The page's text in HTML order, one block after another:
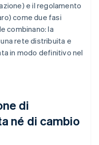
e il regolamento
come due fasi
combinano: la
rete distribuita e
in modo definitivo nel
di
né di cambio